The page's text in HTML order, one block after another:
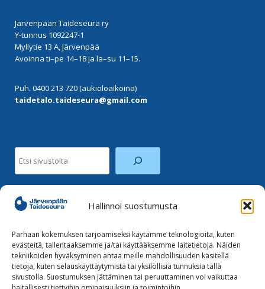
Hallinnoi suostumusta
Parhaan kokemuksen tarjoamiseksi käytämme teknologioita, kuten
evästeitä, tallentaaksemme ja/tai käyttääksemme laitetietoja. Näiden
tekniikoiden hyväksyminen antaa meille mahdollisuuden käsitellä
tietoja, kuten selauskäyttäytymistä tai yksilöllisiä tunnuksia tällä
sivustolla. Suostumuksen jättäminen tai peruuttaminen voi vaikuttaa
Järvenpään Taideseura ry
Y-tunnus 1092247-1
Myllytie 13 A, Järvenpää
Avoinna ti–pe 14–18 ja la–su 11–15.
Puh. 0400 213 720 (aukioloaikoina)
taidetalo.taideseura@gmail.com
Instagram
Tilaa uutiskirje